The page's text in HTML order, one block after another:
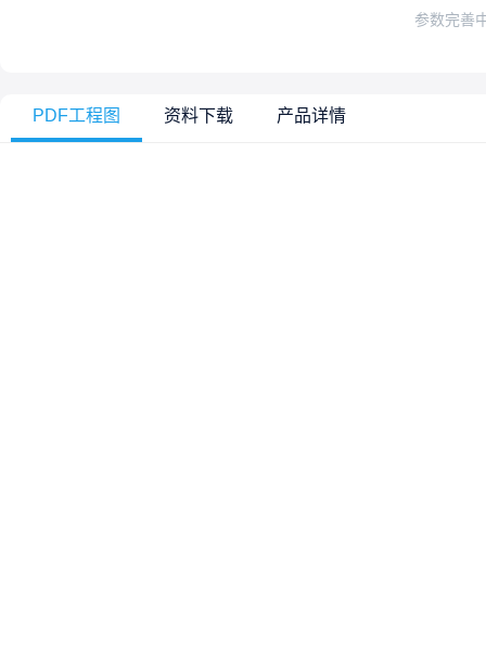
参数完善
PDF工程图 资料下载 产品详情